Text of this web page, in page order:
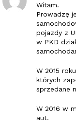
Witam.
Prowadzę
pojazdy z
w PKD
W 2015
których
sprzedane
W 2016 w
aut.